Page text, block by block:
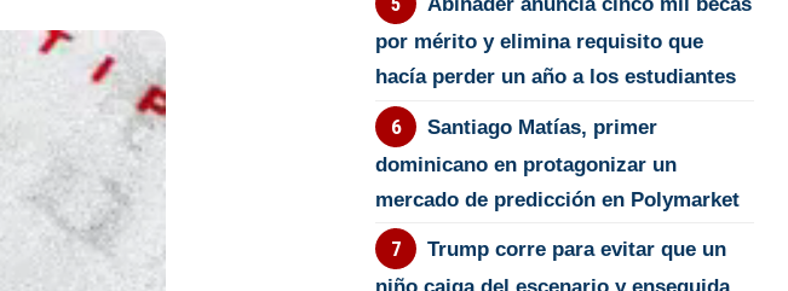
por mérito y elimina requisito que
hacía perder un año a los estudiantes
Santiago Matías, primer
dominicano en protagonizar un
mercado de predicción en Polymarket
Trump corre para evitar que un